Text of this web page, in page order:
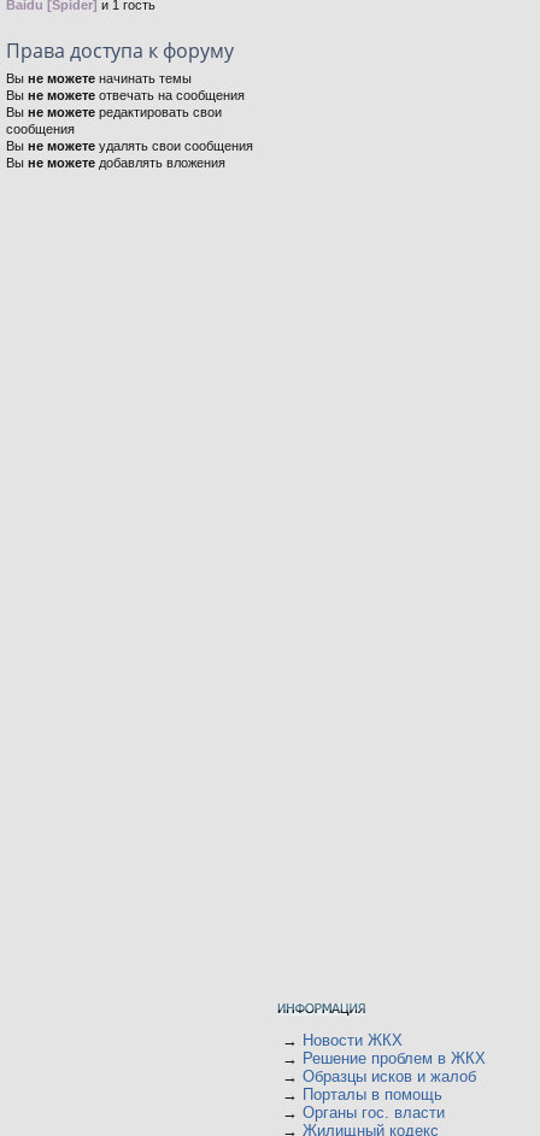
Baidu [Spider] и 1 гость
Права доступа к форуму
Вы не можете начинать темы
Вы не можете отвечать на сообщения
Вы не можете редактировать свои
сообщения
Вы не можете удалять свои сообщения
Вы не можете добавлять вложения
→ Новости ЖКХ
→ Решение проблем в ЖКХ
→ Образцы исков и жалоб
→ Порталы в помощь
→ Органы гос. власти
→ Жилищный кодекс